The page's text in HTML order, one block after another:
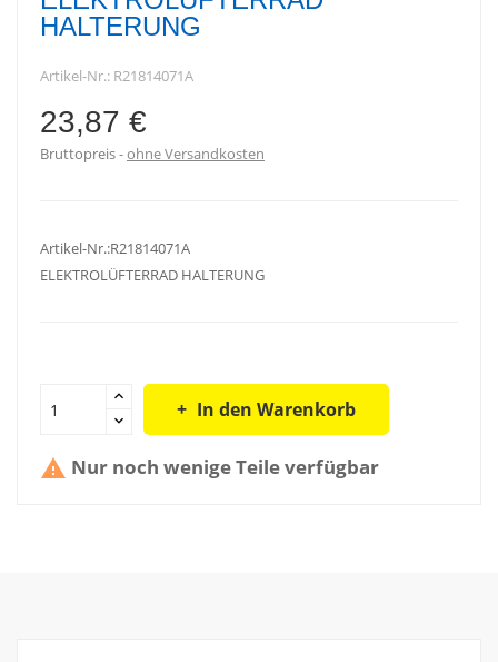
HALTERUNG
Artikel-Nr.: R21814071A
23,87 €
Bruttopreis ohne Versandkosten
Artikel-Nr.:R21814071A
ELEKTROLÜFTERRAD HALTERUNG
In den Warenkorb
 Nur noch wenige Teile verfügbar